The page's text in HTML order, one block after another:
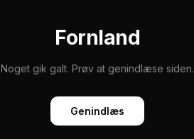
Fornland
Noget gik galt. Prøv at genindlæse siden.
Genindlæs